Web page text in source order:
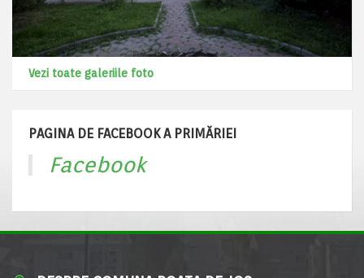
Vezi toate galeriile foto
PAGINA DE FACEBOOK A PRIMĂRIEI
Facebook